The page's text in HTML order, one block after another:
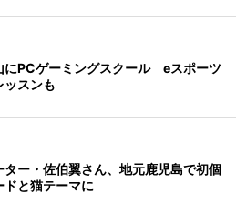
にPCゲーミングスクール eスポーツ
ッスンも
ター・佐伯翼さん、地元鹿児島で初個
と猫テーマに